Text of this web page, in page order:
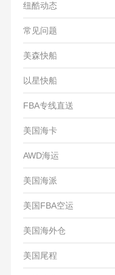
纽酷动态
常见问题
美森快船
以星快船
FBA专线直送
美国海卡
AWD海运
美国海派
美国FBA空运
美国海外仓
美国尾程